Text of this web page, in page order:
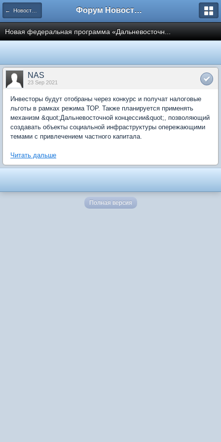
← Новости рынка недвижимости Форум Новостройки
Новая федеральная программа «Дальневосточн...
NAS
23 Sep 2021
Инвесторы будут отобраны через конкурс и получат налоговые
льготы в рамках режима ТОР. Также планируется применять
механизм &quot;Дальневосточной концессии&quot;, позволяющий
создавать объекты социальной инфраструктуры опережающими
темами с привлечением частного капитала.
Читать дальше
Полная версия